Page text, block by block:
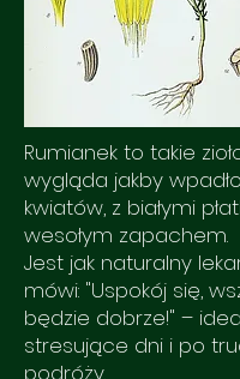
Rumianek to takie
wygląda jakby
kwiatów, z białymi
wesołym zapachem.
Jest jak naturalny
mówi: "Uspokój się,
będzie dobrze!" –
stresujące dni i po
podróży.